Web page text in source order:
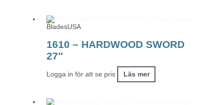
BladesUSA
1610 – HARDWOOD SWORD
27″
Logga in för att se pris Läs mer